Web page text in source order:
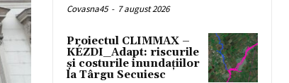
Covasna45 - 7 august 2026
Proiectul CLIMMAX –
KÉZDI_Adapt: riscurile
și costurile inundațiilor
la Târgu Secuiesc